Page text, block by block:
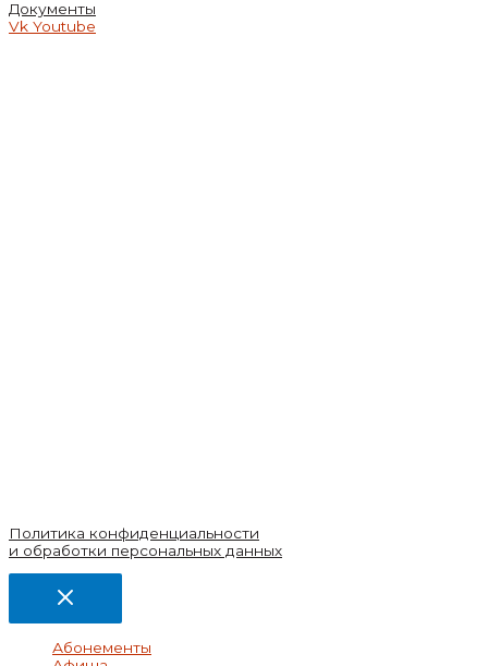
Документы
Vk Youtube
Политика конфиденциальности
и обработки персональных данных
Абонементы